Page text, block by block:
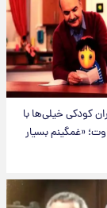
کودکی خیلی‌ها با
«غمگینم بسیار